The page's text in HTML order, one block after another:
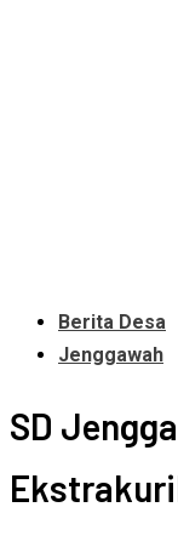
Berita Desa
Jenggawah
SD